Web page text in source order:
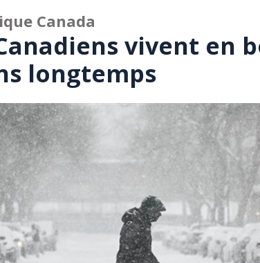
Canada
vivent en
longtemps